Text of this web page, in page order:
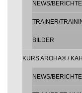
NEWS/BERICHTE
TRAINER/
BILDER
KURS AROHA® /
NEWS/BERICHTE